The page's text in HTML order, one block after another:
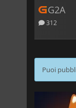
G2A
312
Puoi